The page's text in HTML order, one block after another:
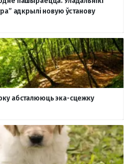
адкрылі новую ўстанову
абсталююць эка-сцежку